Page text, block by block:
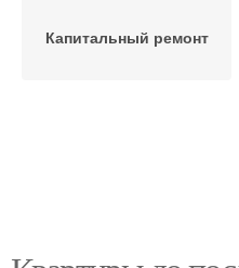
Капитальный ремонт